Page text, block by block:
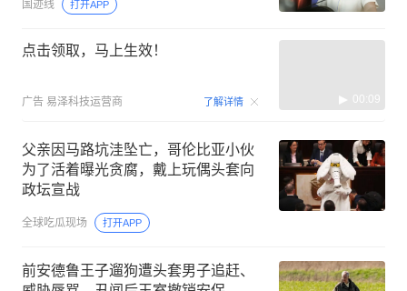
国迹线 打开APP
点击领取，马上生效！
广告 易泽科技运营商 了解详情 00:09
父亲因马路坑洼坠亡，哥伦比亚小伙
为了活着曝光贪腐，戴上玩偶头套向
政坛宣战
全球吃瓜现场 打开APP
前安德鲁王子遛狗遭头套男子追赶、